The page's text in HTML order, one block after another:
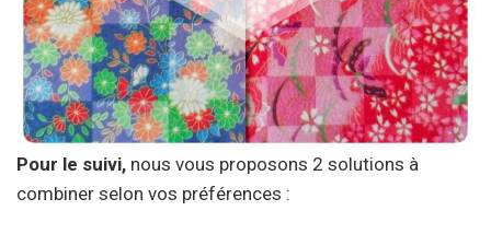
Pour le suivi, nous vous proposons 2 solutions à
combiner selon vos préférences :